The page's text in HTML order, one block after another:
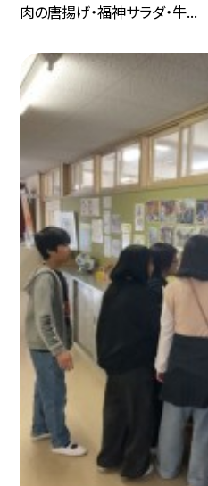
肉の唐揚げ・福神サラダ・牛...